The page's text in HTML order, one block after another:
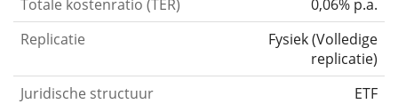
Totale kostenratio (TER)
0,06% p.a.
Replicatie
Fysiek(Volledige
replicatie)
Juridische structuur
ETF